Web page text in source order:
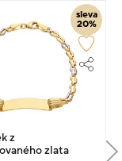
sleva
20%
z
zlata